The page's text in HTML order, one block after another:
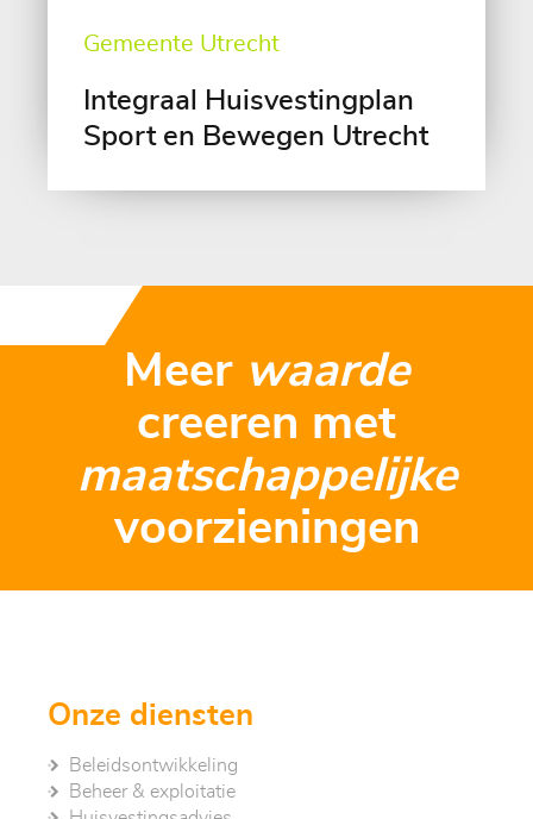
Gemeente Utrecht
Integraal Huisvestingplan
Sport en Bewegen Utrecht
Meer waarde
creeren met
maatschappelijke
voorzieningen
Onze diensten
Beleidsontwikkeling
Beheer & exploitatie